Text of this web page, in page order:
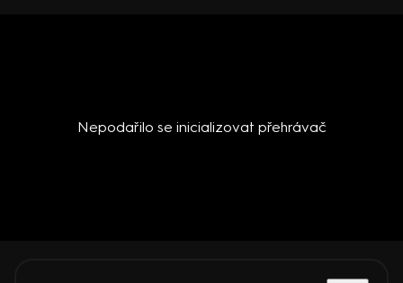
Nepodařilo se inicializovat přehrávač